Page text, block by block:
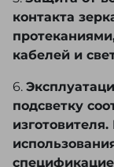
контакта
кабелей и
6.
подсветку